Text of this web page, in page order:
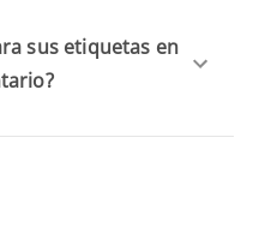
sus etiquetas en